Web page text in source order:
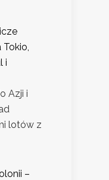
Tokio,
i
Azji i
lotów z
–